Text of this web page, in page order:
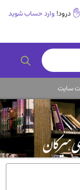
درود! وارد حساب شوید
سایت